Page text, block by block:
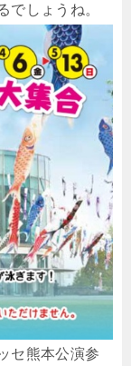
でしょうね。
セ熊本公演参